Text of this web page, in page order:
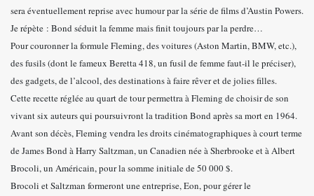
sera éventuellement reprise avec humour par la série de films d’Austin Powers.
Je répète : Bond séduit la femme mais finit toujours par la perdre…
Pour couronner la formule Fleming, des voitures (Aston Martin, BMW, etc.),
des fusils (dont le fameux Beretta 418, un fusil de femme faut-il le préciser),
des gadgets, de l’alcool, des destinations à faire rêver et de jolies filles.
Cette recette réglée au quart de tour permettra à Fleming de choisir de son
vivant six auteurs qui poursuivront la tradition Bond après sa mort en 1964.
Avant son décès, Fleming vendra les droits cinématographiques à court terme
de James Bond à Harry Saltzman, un Canadien née à Sherbrooke et à Albert
Brocoli, un Américain, pour la somme initiale de 50 000 $.
Brocoli et Saltzman formeront une entreprise, Eon, pour gérer le